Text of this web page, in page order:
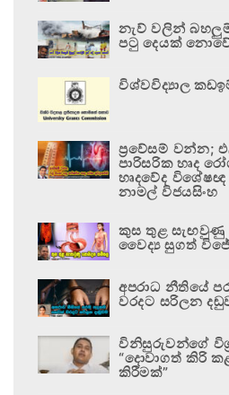
නැව් වලින්
පටු දෙයක්
විශ්වවිද්‍යාල
ප්‍රවේසම් වන්න;
පාරිසරික හෘද
හෘදවේද
නාමල් විජයසිංහ
කුස තුළ
වෛද්‍ය සුගත්
අපරාධ නීතියේ
වරදට සරිලන
විනිසුරුවන්ගේ
“දොවාගත් කිරි
කිරීමක්”